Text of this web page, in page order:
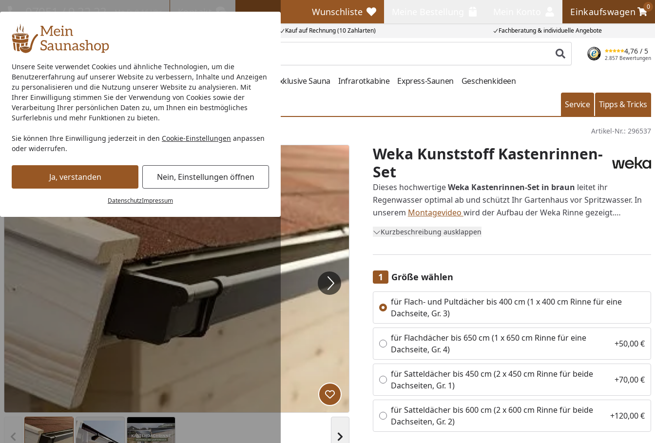
Unsere Seite verwendet Cookies und ähnliche Technologien, um die
Benutzererfahrung auf unserer Website zu verbessern, Inhalte und Anzeigen
zu personalisieren und die Nutzung unserer Website zu analysieren. Mit
Ihrer Einwilligung stimmen Sie der Verwendung von Cookies sowie der
Verarbeitung Ihrer persönlichen Daten zu, um Ihnen ein bestmögliches
Surferlebnis und mehr Funktionen zu bieten.
Sie können Ihre Einwilligung jederzeit in den Cookie-Einstellungen anpassen
oder widerrufen.
Ja, verstanden Nein, Einstellungen öffnen
DatenschutzImpressum
Kauf auf Rechnung (10 Zahlarten) Fachberatung & individuelle Angebote
07051 / 9 22 22 Mo-Fr. 8-16 Uhr Kontakt Wunschliste
Wunschliste Einkaufswagen
0
Einkaufswagen
Produkt suchen
4,76 / 5
2.857 Bewertungen
Außensauna Indoor-Sauna Energiespar-Sauna Saunaofen Zubehör Exklusive Sauna Infrarotkabine Express-Saunen Geschenkideen
Saunahersteller % Sale % Service Tipps & Tricks
Startseite
Artikel-Nr.: 296537
Vorheriges Bild anzeigen Nächstes Bild anzeigen
Produkt zur Wunschliste hinzufügen
Weka Kunststoff Kastenrinnen-
Set
Dieses hochwertigeWeka Kastenrinnen-Set in braun leitet ihr
Regenwasser optimal ab und schützt Ihr Gartenhaus vor Spritzwasser. In
unserem Montagevideo wird der Aufbau der Weka Rinne gezeigt.
Gr. 1 für Satteldächer bis zu einer Dachlänge von 450 cm, bestehend aus 2
Rinnen mit je 600 cm Länge inkl. Fallrohr und Anbauteilen
bestehend aus einer Rinne mit 400 cm Länge inkl. Fallrohr und Anbauteilen
Gr. 4 für Flachdachhäuser mit Anbau bis zu einer Dachbreite von 650 cm,
bestehend aus 3 Rinnen mit insges. 650 cm Länge inkl. Fallrohr und
Anbauteilen
Farbe: braun
Kurzbeschreibung ausklappen
Größe wählen
Alle anzeigen (4)
für Flach- und Pultdächer bis 400 cm (1 x 400 cm Rinne für eine
Dachseite, Gr. 3)
für Flachdächer bis 650 cm (1 x 650 cm Rinne für eine
Dachseite, Gr. 4)
+50,00 €
für Satteldächer bis 450 cm (2 x 450 cm Rinne für beide
Dachseiten, Gr. 1)
+70,00 €
für Satteldächer bis 600 cm (2 x 600 cm Rinne für beide
Dachseiten, Gr. 2)
+120,00 €